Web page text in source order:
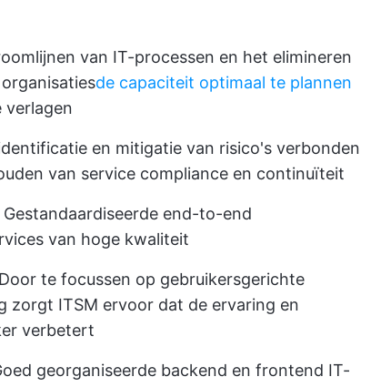
van IT-processen en het elimineren
de capaciteit optimaal te plannen
verlagen
en mitigatie van risico's verbonden
van service compliance en continuïteit
Gestandaardiseerde end-to-end
van hoge kwaliteit
Door te focussen op gebruikersgerichte
zorgt ITSM ervoor dat de ervaring en
verbetert
georganiseerde backend en frontend IT-